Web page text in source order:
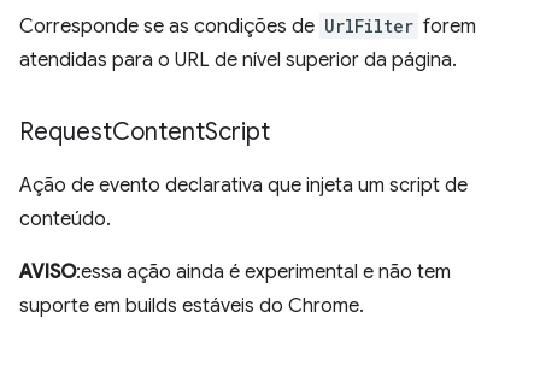
Corresponde se as condições de UrlFilter forem
atendidas para o URL de nível superior da página.
RequestContentScript
Ação de evento declarativa que injeta um script de
conteúdo.
AVISO:essa ação ainda é experimental e não tem
suporte em builds estáveis do Chrome.